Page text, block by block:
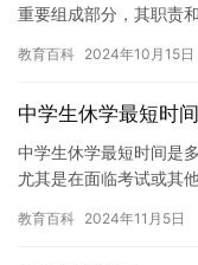
重要组成部分，其职责
的…
教育百科 2024年10月15日
中学生休学最短时
中学生休学最短时间是
尤其是在面临考试或其
影响。…
教育百科 2024年11月5日